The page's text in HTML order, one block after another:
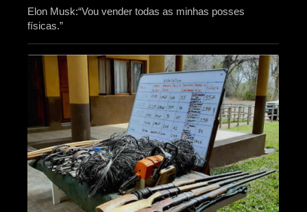
Elon Musk:“Vou vender todas as minhas posses
físicas.”